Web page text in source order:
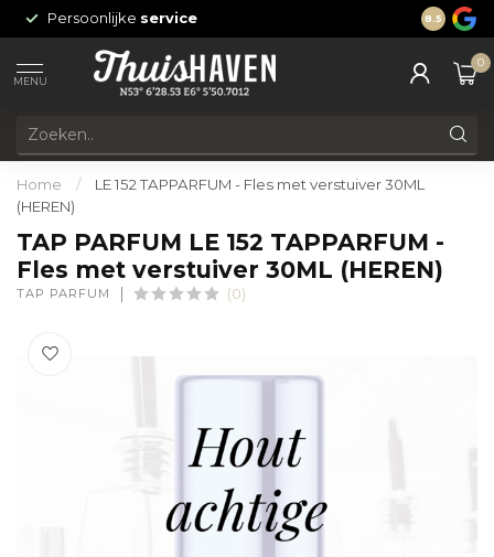
Persoonlijke service 24/7
8.5
MENU
0
Home /
LE 152 TAPPARFUM - Fles met verstuiver 30ML
(HEREN)
TAP PARFUM LE 152 TAPPARFUM -
Fles met verstuiver 30ML (HEREN)
TAP PARFUM (0)